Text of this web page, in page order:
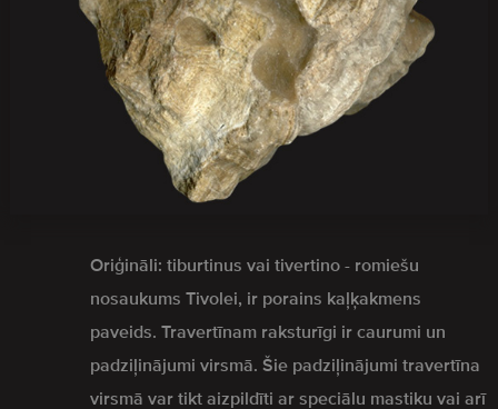
Oriģināli: tiburtinus vai tivertino - romiešu
nosaukums Tivolei, ir porains kaļķakmens
paveids. Travertīnam raksturīgi ir caurumi un
padziļinājumi virsmā. Šie padziļinājumi travertīna
virsmā var tikt aizpildīti ar speciālu mastiku vai arī